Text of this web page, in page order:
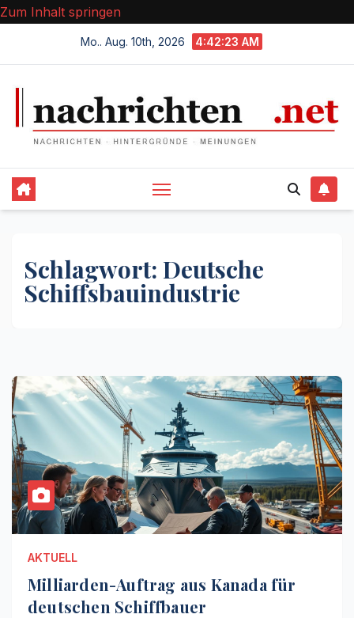
Zum Inhalt springen
Mo.. Aug. 10th, 2026 4:42:23 AM
Schlagwort: Deutsche
Schiffsbauindustrie
AKTUELL
Milliarden-Auftrag aus Kanada für
deutschen Schiffbauer